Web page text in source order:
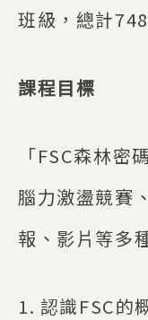
班級，總計
課程目標
「FSC森林密
腦力激盪競賽
報、影片等多
1. 認識FSC的